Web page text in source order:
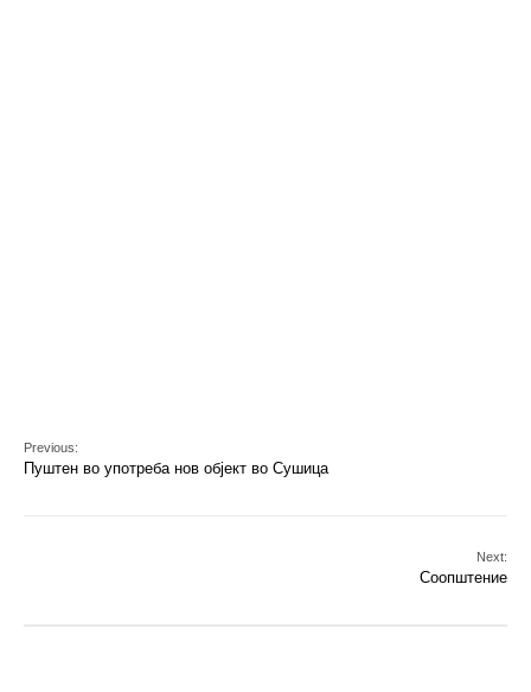
Previous:
Пуштен во употреба нов објект во Сушица
Next:
Соопштение